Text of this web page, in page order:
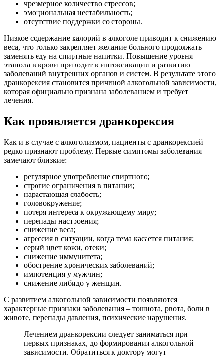
чрезмерное количество стрессов;
эмоциональная нестабильность;
отсутствие поддержки со стороны.
Низкое содержание калорий в алкоголе приводит к снижению
веса, что только закрепляет желание больного продолжать
заменять еду на спиртные напитки. Повышение уровня
этанола в крови приводит к интоксикации и развитию
заболеваний внутренних органов и систем. В результате этого
дранкорексия становится причиной алкогольной зависимости,
которая официально признана заболеванием и требует
лечения.
Как проявляется дранкорексия
Как и в случае с алкоголизмом, пациенты с дранкорексией
редко признают проблему. Первые симптомы заболевания
замечают близкие:
регулярное употребление спиртного;
строгие ограничения в питании;
нарастающая слабость;
головокружение;
потеря интереса к окружающему миру;
перепады настроения;
снижение веса;
агрессия в ситуации, когда тема касается питания;
серый цвет кожи, отеки;
снижение иммунитета;
обострение хронических заболеваний;
импотенция у мужчин;
снижение либидо у женщин.
С развитием алкогольной зависимости появляются
характерные признаки заболевания – тошнота, рвота, боли в
животе, перепады давления, психические нарушения.
Лечением дранкорексии следует заниматься при
первых признаках, до формирования алкогольной
зависимости. Обратиться к доктору могут